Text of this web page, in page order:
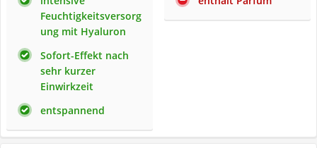
Feuchtigkeitsversorg
ung mit Hyaluron
Sofort-Effekt nach
sehr kurzer
Einwirkzeit
entspannend